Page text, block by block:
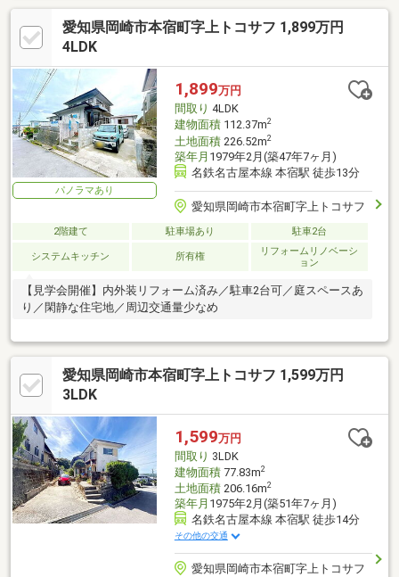
愛知県岡崎市本宿町字上トコサフ 1,899万円
4LDK
パノラマあり
1,899万円
間取り 4LDK
建物面積112.37m2
土地面積226.52m2
築年月 1979年2月(築47年7ヶ月)
名鉄名古屋本線 本宿駅 徒歩13分
愛知県岡崎市本宿町字上トコサフ
2階建て 駐車場あり 駐車2台
システムキッチン 所有権
リフォームリノベーシ
ョン
【見学会開催】内外装リフォーム済み／駐車2台可／庭スペースあ
り／閑静な住宅地／周辺交通量少なめ
愛知県岡崎市本宿町字上トコサフ 1,599万円
3LDK
1,599万円
間取り 3LDK
建物面積77.83m2
土地面積206.16m2
築年月 1975年2月(築51年7ヶ月)
名鉄名古屋本線 本宿駅 徒歩14分
その他の交通
愛知県岡崎市本宿町字上トコサフ